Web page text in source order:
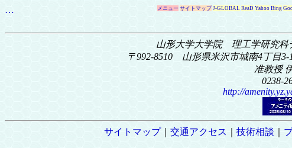
… メニュー サイトマップ J-GLOBAL ReaD Yahoo Bing
山形大学大学院 理工学研究科
〒992-8510 山形県米沢市城南4丁目3-
准教授
0238-
http://
サイトマップ｜ 交通アクセス 技術相談